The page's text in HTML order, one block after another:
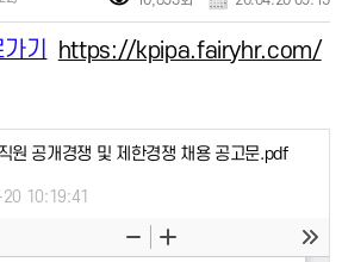
기 https://kpipa.fairyhr.com/
원 공개경쟁 및 제한경쟁 채용 공고문.pdf
10:19:41